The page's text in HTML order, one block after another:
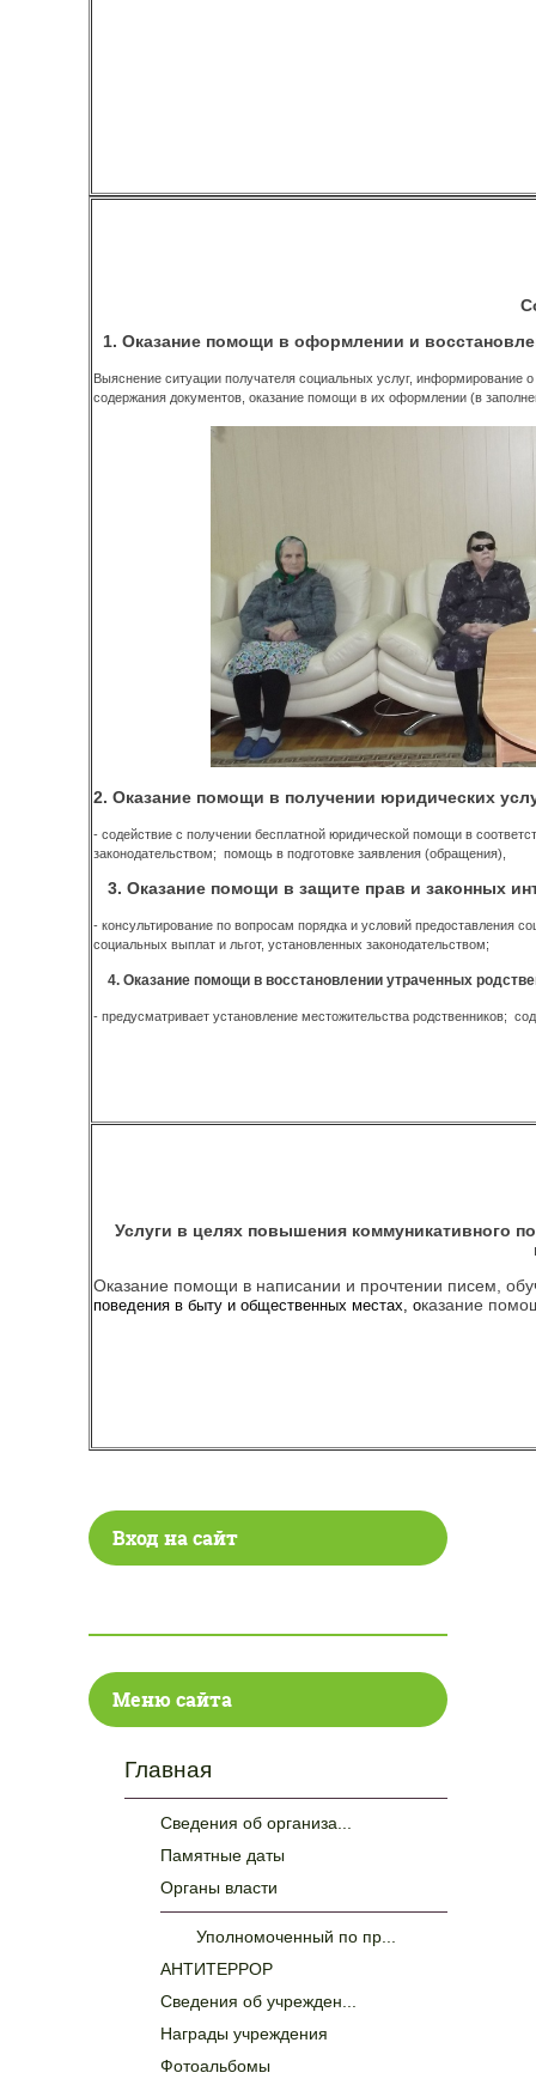
1. Оказание помощи в оформлении и
Выяснение ситуации получателя социальных услуг, информирование
содержания документов, оказание помощи в их оформлении (в
2. Оказание помощи в получении юридических
- содействие с получении бесплатной юридической помощи в
законодательством; помощь в подготовке заявления (обращения),
3. Оказание помощи в защите прав и законных
- консультирование по вопросам порядка и условий
социальных выплат и льгот, установленных законодательством;
4. Оказание помощи в восстановлении утраченных
- предусматривает установление местожительства родственников;
Услуги в целях повышения коммуникативного
Оказание помощи в написании и прочтении писем,
поведения в быту и общественных местах, оказание
Вход на сайт
Меню сайта
Главная
Сведения об организа...
Памятные даты
Органы власти
Уполномоченный по пр...
АНТИТЕРРОР
Сведения об учрежден...
Награды учреждения
Фотоальбомы